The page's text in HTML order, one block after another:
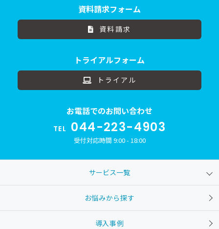
資料請求フォーム
資料請求
トライアルフォーム
トライアル
お電話でのお問い合わせ
TEL 044-223-4903
受付対応時間 9:00 - 18:00
サービス一覧
お悩みから探す
導入事例